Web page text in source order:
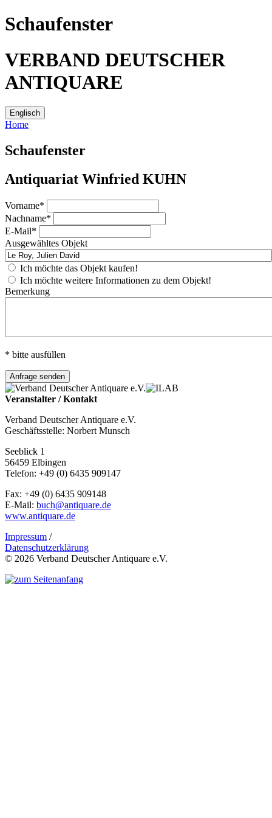
Schaufenster
VERBAND DEUTSCHER
ANTIQUARE
Home
Schaufenster
Antiquariat Winfried KUHN
Vorname*
Nachname*
E-Mail*
Ausgewähltes Objekt
Ich möchte das Objekt kaufen!
Ich möchte weitere Informationen zu dem Objekt!
Bemerkung
* bitte ausfüllen
Veranstalter / Kontakt
Verband Deutscher Antiquare e.V.
Geschäftsstelle: Norbert Munsch
Seeblick 1
56459 Elbingen
Telefon: +49 (0) 6435 909147
Fax: +49 (0) 6435 909148
E-Mail: buch@antiquare.de
www.antiquare.de
Impressum /
Datenschutzerklärung
© 2026 Verband Deutscher Antiquare e.V.